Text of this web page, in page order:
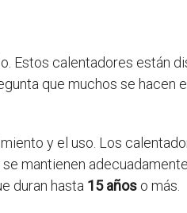
Estos calentadores están
que muchos se hacen
y el uso. Los
mantienen
duran hasta 15 años o más.